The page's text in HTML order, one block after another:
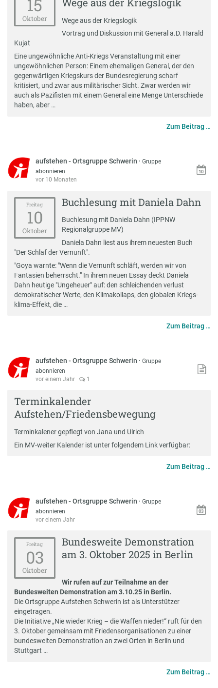
15
Oktober
Wege aus der Kriegslogik
Vortrag und Diskussion mit General a.D. Harald
Kujat
Eine ungewöhnliche Anti-Kriegs Veranstaltung mit einer
ungewöhnlichen Person: Einem ehemaligen General, der den
gegenwärtigen Kriegskurs der Bundesregierung scharf
kritisiert, und zwar aus militärischer Sicht. Zwar werden wir
auch als Pazifisten mit einem General eine Menge Unterschiede
haben, aber …
Zum Beitrag …
aufstehen - Ortsgruppe Schwerin ·Gruppe
abonnieren
vor 10 Monaten
Freitag
10
Oktober
Buchlesung mit Daniela Dahn
Buchlesung mit Daniela Dahn (IPPNW
Regionalgruppe MV)
Daniela Dahn liest aus ihrem neuesten Buch
"Der Schlaf der Vernunft".
"Goya warnte: "Wenn die Vernunft schläft, werden wir von
Fantasien beherrscht." In ihrem neuen Essay deckt Daniela
Dahn heutige "Ungeheuer" auf: den schleichenden verlust
demokratischer Werte, den Klimakollaps, den globalen Kriegs-
klima-Effekt, die …
Zum Beitrag …
aufstehen - Ortsgruppe Schwerin ·Gruppe
abonnieren
vor einem Jahr
1
Terminkalender
Aufstehen/Friedensbewegung
Terminkalener gepflegt von Jana und Ulrich
Ein MV-weiter Kalender ist unter folgendem Link verfügbar:
Zum Beitrag …
aufstehen - Ortsgruppe Schwerin ·Gruppe
abonnieren
vor einem Jahr
Freitag
03
Oktober
Bundesweite Demonstration
am 3. Oktober 2025 in Berlin
Wir rufen auf zur Teilnahme an der
Bundesweiten Demonstration am 3.10.25 in Berlin.
Die Ortsgruppe Aufstehen Schwerin ist als Unterstützer
eingetragen.
Die Initiative „Nie wieder Krieg – die Waffen nieder!“ruft für den
3. Oktober gemeinsam mit Friedensorganisationen zu einer
bundesweiten Demonstration an zwei Orten in Berlin und
Stuttgart …
Zum Beitrag …